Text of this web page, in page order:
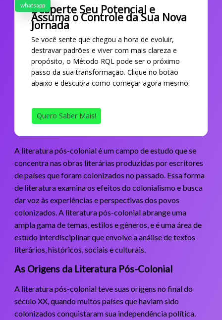
Desperte Seu Potencial e
Assuma o Controle da Sua Nova
Jornada
Se você sente que chegou a hora de evoluir,
destravar padrões e viver com mais clareza e
propósito, o Método RQL pode ser o próximo
passo da sua transformação. Clique no botão
abaixo e descubra como começar agora mesmo.
Quero Saber Mais!
A literatura pós-colonial é um campo de estudo que se
concentra nas obras literárias produzidas por escritores
de países que foram colonizados no passado. Essa forma
de literatura examina os efeitos do colonialismo e busca
dar voz às experiências e perspectivas dos povos
colonizados. A literatura pós-colonial abrange uma
ampla gama de temas, estilos e gêneros, e é uma área de
estudo interdisciplinar que envolve a análise de textos
literários, históricos, sociais e culturais.
As Origens da Literatura Pós-Colonial
A literatura pós-colonial teve suas origens no final do
século XX, quando muitos países que haviam sido
colonizados conquistaram sua independência política.
whatsapp